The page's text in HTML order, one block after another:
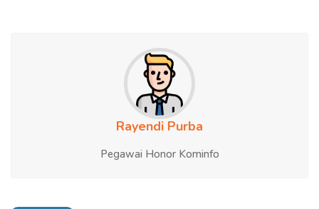
Rayendi Purba
Pegawai Honor Kominfo